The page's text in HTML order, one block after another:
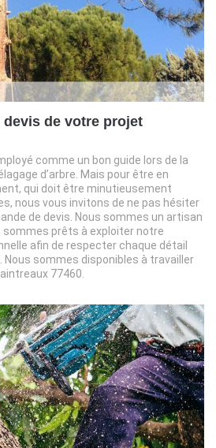
devis de votre projet
comme un bon guide lors de la
d’arbre. Mais pour être en
qui doit être minutieusement
nous vous invitons de ne pas hésiter
de devis. Nous sommes un artisan
prêts à exploiter notre
afin de respecter chaque détail
Nous sommes disponibles à travailler
77460.